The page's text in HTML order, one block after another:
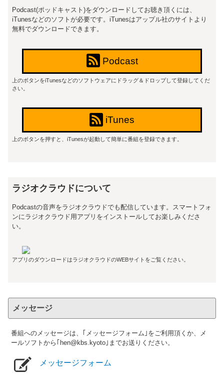
Podcast(ポッドキャスト)をダウンロードしてお聴き頂くには、
iTunesなどのソフトが必要です。iTunesはアップル社のサイトより
無料でダウンロードできます。
Podcast
上のボタンをiTunesなどのソフトウェアにドラッグ＆ドロップして登録してくだ
さい。
iTunes
上のボタンを押すと、iTunesが起動して簡単に番組を登録できます。
ラジオクラウドについて
Podcastの音声をラジオクラウドでも配信しています。スマートフォ
ンにラジオクラウド用アプリをインストールしてお楽しみくださ
い。
アプリのダウンロードはラジオクラウドのWEBサイトをご覧ください。
メッセージ
番組へのメッセージは、｢メッセージフォーム｣をご利用頂くか、メ
ールソフトから｢hen@kbs.kyoto｣までお送りください。
メッセージフォーム